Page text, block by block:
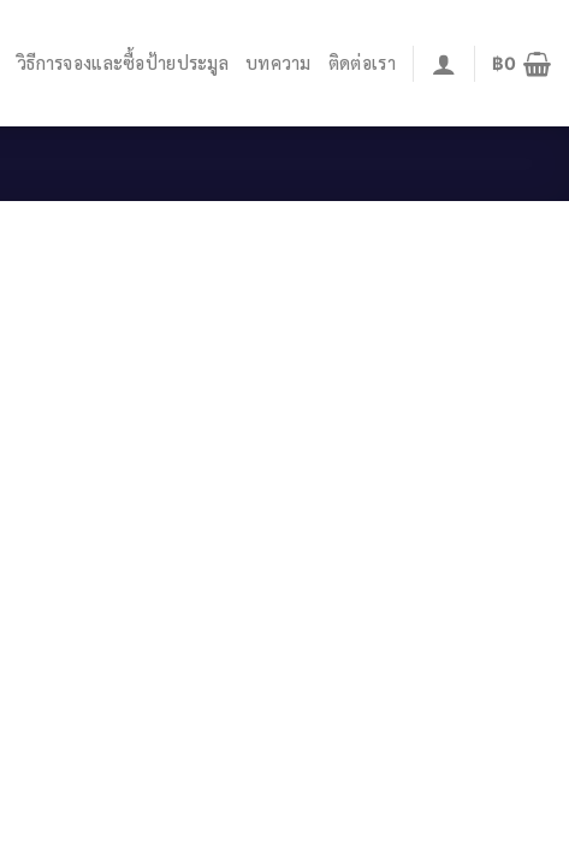
วิธีการจองและซื้อป้ายประมูล บทความ ติดต่อเรา ฿0